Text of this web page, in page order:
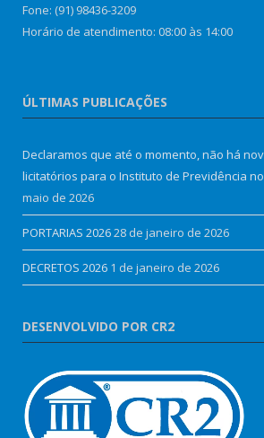
Fone: (91) 98436-3209
Horário de atendimento: 08:00 às 14:00
ÚLTIMAS PUBLICAÇÕES
Declaramos que até o momento, não há
licitatórios para o Instituto de Previdência
maio de 2026
PORTARIAS 202628 de janeiro de 2026
DECRETOS 2026 1 de janeiro de 2026
DESENVOLVIDO POR CR2